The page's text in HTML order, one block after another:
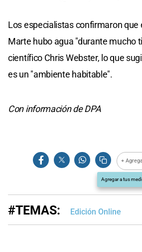
Los especialistas confirmaron que
Marte hubo agua "durante mucho
científico Chris Webster, lo que
es un "ambiente habitable".
Con información de DPA
+
Agregar a tus
#TEMAS: Edición Online